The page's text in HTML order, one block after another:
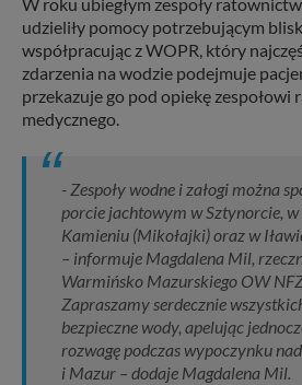
udzieliły pomocy potrzebującym
współpracując z WOPR, który
zdarzenia na wodzie podejmuje
przekazuje go pod opiekę zespołowi
medycznego.
- Zespoły wodne i załogi można
porcie jachtowym w Sztynorcie,
Kamieniu (Mikołajki) oraz w
– informuje Magdalena Mil,
Warmińsko Mazurskiego OW
Zapraszamy serdecznie
bezpieczne wody, apelując
rozwagę podczas wypoczynku
i Mazur – dodaje Magdalena Mil.